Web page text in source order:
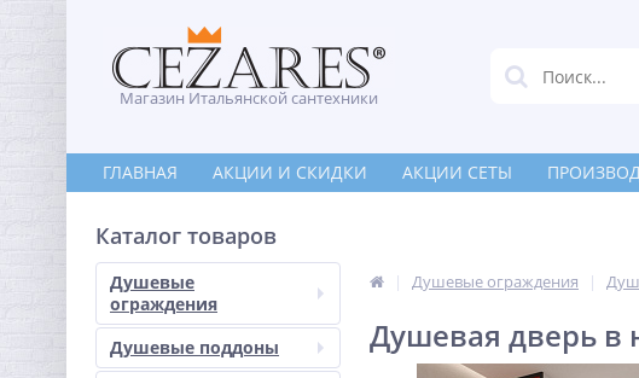
Магазин Итальянской сантехники
ГЛАВНАЯ АКЦИИ И СКИДКИ АКЦИИ СЕТЫ
Каталог товаров
Душевые
ограждения
Душевые поддоны
Душевые ограждения
Душевая дверь в